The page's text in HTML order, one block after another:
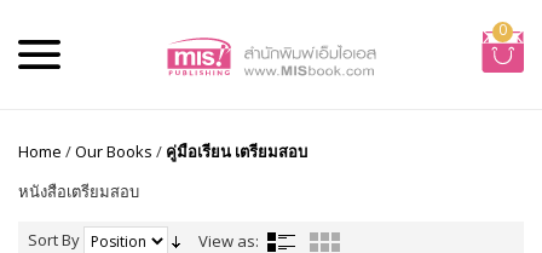
0
Home /Our Books / คู่มือเรียน เตรียมสอบ
หนังสือเตรียมสอบ
Sort By
View as: